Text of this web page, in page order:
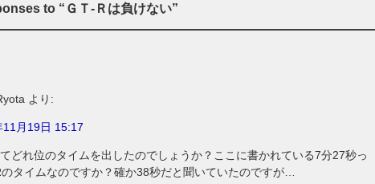
to “ＧＴ-Ｒは負けない”
より:
11月19日 15:17
どれ位のタイムを出したのでしょうか？ここに書かれている7分27秒っ
タイムなのですか？確か38秒だと聞いていたのですが…